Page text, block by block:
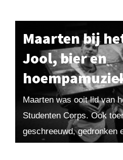
Maarten bij
Jool, bier en
Maarten was ooit lid van
Studenten Corps. Ook
geschreeuwd, gedronken